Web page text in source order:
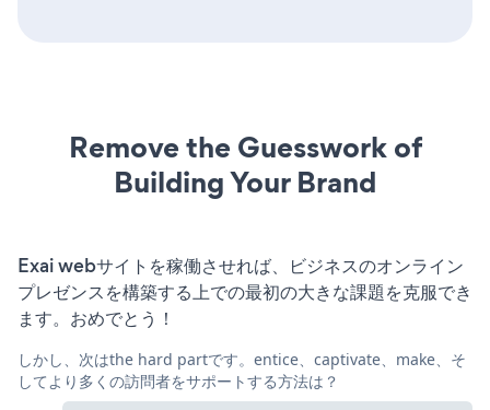
Remove the Guesswork of
Building Your Brand
Exai webサイトを稼働させれば、ビジネスのオンライン
プレゼンスを構築する上での最初の大きな課題を克服でき
ます。おめでとう！
しかし、次はthe hard partです。entice、captivate、make、そ
してより多くの訪問者をサポートする方法は？